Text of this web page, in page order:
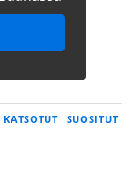
SUOSITUT